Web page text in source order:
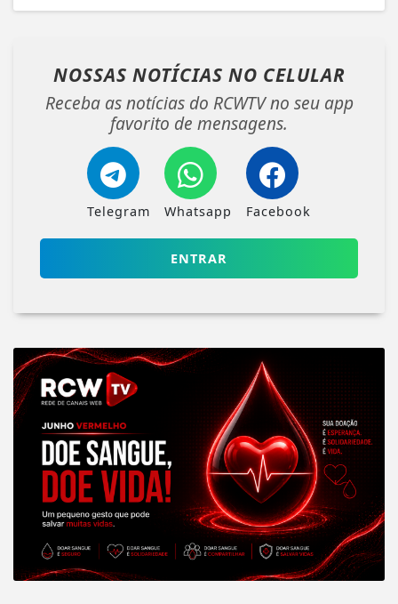
NOSSAS NOTÍCIAS NO CELULAR
Receba as notícias do RCWTV no seu app
favorito de mensagens.
Telegram Whatsapp Facebook
ENTRAR